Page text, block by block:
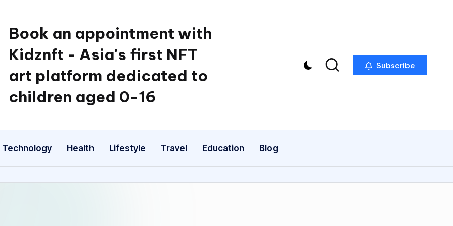
Book an appointment with
Kidznft - Asia's first NFT
art platform dedicated to
children aged 0-16
Subscribe
Technology Health Lifestyle Travel Education Blog